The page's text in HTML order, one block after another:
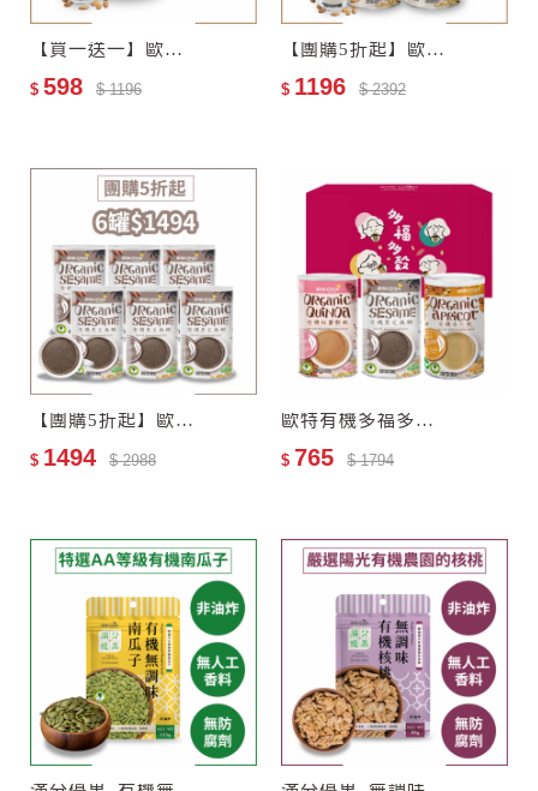
【買一送一】歐特自然栽培杏仁飲–零添加糖
$ 598 $ 1196
【團購5折起】歐特自然栽培杏仁飲–零添加糖4罐
$ 1196 $ 2392
【團購5折起】歐特有機黑芝麻糊6罐
$ 1494 $ 2988
歐特有機多福多穀禮盒(任選3入)
$ 765 $ 1794